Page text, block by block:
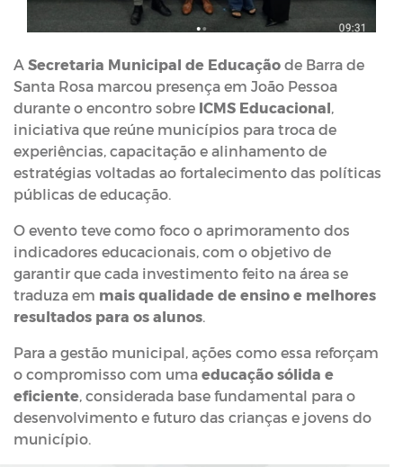
A Secretaria Municipal de Educação de Barra de
Santa Rosa marcou presença em João Pessoa
durante o encontro sobre ICMS Educacional,
iniciativa que reúne municípios para troca de
experiências, capacitação e alinhamento de
estratégias voltadas ao fortalecimento das políticas
públicas de educação.
O evento teve como foco o aprimoramento dos
indicadores educacionais, com o objetivo de
garantir que cada investimento feito na área se
traduza em mais qualidade de ensino e melhores
resultados para os alunos.
Para a gestão municipal, ações como essa reforçam
o compromisso com uma educação sólida e
eficiente, considerada base fundamental para o
desenvolvimento e futuro das crianças e jovens do
município.